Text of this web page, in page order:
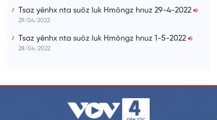
Tsaz yênhx nta suôz luk Hmôngz hnuz 29-4-2022
29/04/2022
Tsaz yênhx nta suôz luk Hmôngz hnuz 1-5-2022
28/04/2022